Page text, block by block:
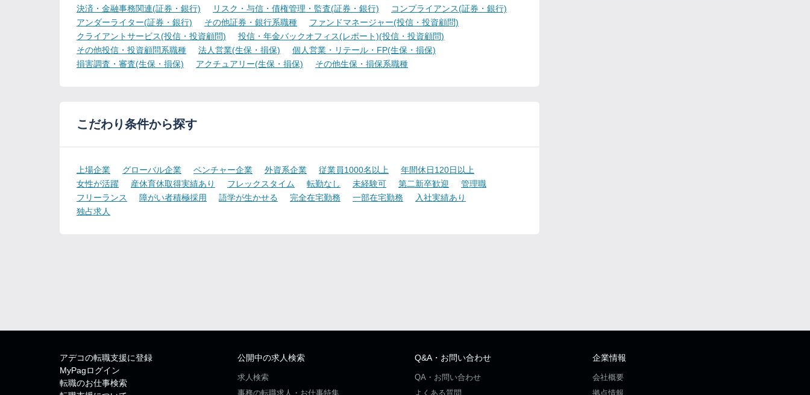
決済・金融事務関連(証券・銀行)
リスク・与信・債権管理・監査(証券・銀行)
コンプライアンス(証券・銀行)
アンダーライター(証券・銀行)
その他証券・銀行系職種
ファンドマネージャー(投信・投資顧問)
クライアントサービス(投信・投資顧問)
投信・年金バックオフィス(レポート)(投信・投資顧問)
その他投信・投資顧問系職種
法人営業(生保・損保)
個人営業・リテール・FP(生保・損保)
損害調査・審査(生保・損保)
アクチュアリー(生保・損保) その他生保・損保系職種
こだわり条件から探す
上場企業 グローバル企業 ベンチャー企業 外資系企業 従業員1000名以上
年間休日120日以上
女性が活躍
産休育休取得実績あり フレックスタイム 転勤なし 未経験可 第二新卒歓迎
管理職
フリーランス
障がい者積極採用 語学が生かせる 完全在宅勤務 一部在宅勤務
入社実績あり
独占求人
アデコの転職支援に登録
MyPagログイン
転職のお仕事検索
公開中の求人検索
求人検索
事務の転職求人・お仕事特集
Q&A・お問い合わせ
QA・お問い合わせ
よくある質問
企業情報
会社概要
拠点情報